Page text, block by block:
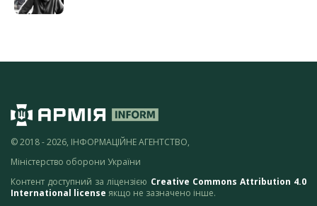
© 2018 - 2026, ІНФОРМАЦІЙНЕ АГЕНТСТВО,
Міністерство оборони України
Контент доступний за ліцензією Creative Commons Attribution 4.0
International license якщо не зазначено інше.